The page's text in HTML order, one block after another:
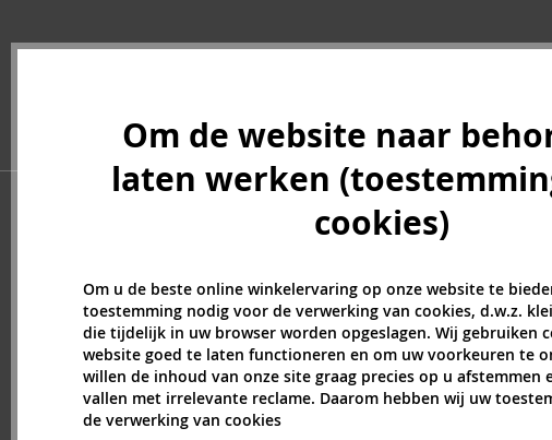
Clean (2)
Costume National (4)
Creed (11)
Davidoff (3)
Denim (3)
Dermacol (3)
Desigual (1)
Disney (2)
DKNY (9)
Om de website naar
laten werken
cookies)
Om u de beste online winkelervaring op onze website te
toestemming nodig voor de verwerking van cookies, d.w.z.
die tijdelijk in uw browser worden opgeslagen. Wij gebruiken
website goed te laten functioneren en om uw voorkeuren te
willen de inhoud van onze site graag precies op u afstemmen
vallen met irrelevante reclame. Daarom hebben wij uw
de verwerking van cookies